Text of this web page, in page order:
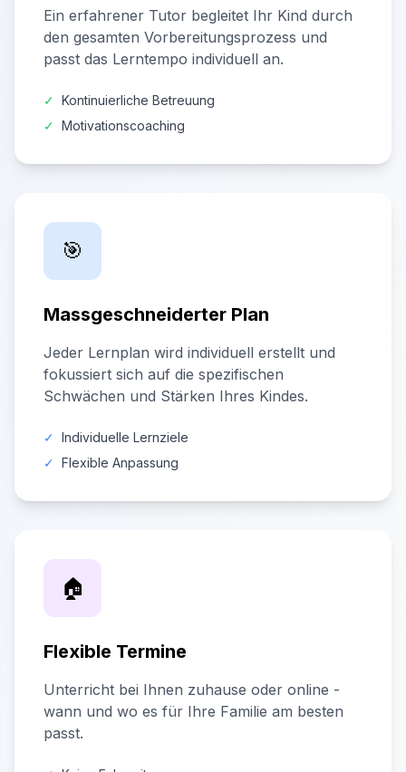
Ein erfahrener Tutor begleitet Ihr Kind durch
den gesamten Vorbereitungsprozess und
passt das Lerntempo individuell an.
✓ Kontinuierliche Betreuung
✓ Motivationscoaching
🎯
Massgeschneiderter Plan
Jeder Lernplan wird individuell erstellt und
fokussiert sich auf die spezifischen
Schwächen und Stärken Ihres Kindes.
✓ Individuelle Lernziele
✓ Flexible Anpassung
🏠
Flexible Termine
Unterricht bei Ihnen zuhause oder online -
wann und wo es für Ihre Familie am besten
passt.